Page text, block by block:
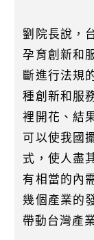
劉院長說，
孕育創新和
斷進行法規
種創新和服
裡開花、結
可以使我國
式，使人盡
有相當的內
幾個產業的
帶動台灣產